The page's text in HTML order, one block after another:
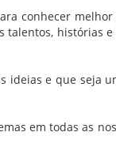
conhecer
talentos, histórias
ideias e que seja
em todas as